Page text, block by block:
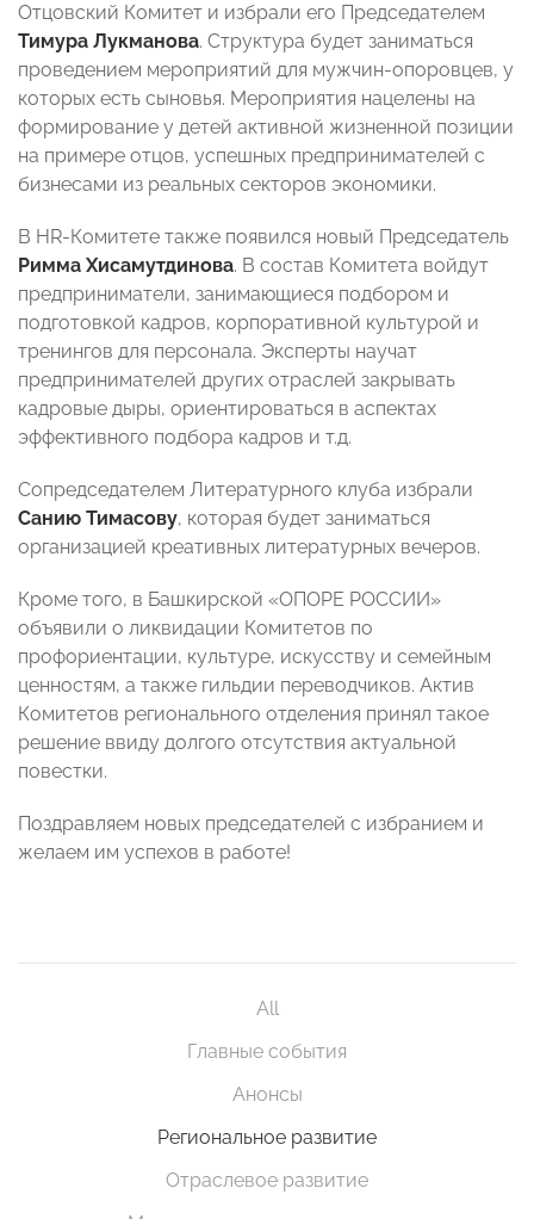
Отцовский Комитет и избрали его Председателем
Тимура Лукманова. Структура будет заниматься
проведением мероприятий для мужчин-опоровцев, у
которых есть сыновья. Мероприятия нацелены на
формирование у детей активной жизненной позиции
на примере отцов, успешных предпринимателей с
бизнесами из реальных секторов экономики.
В HR-Комитете также появился новый Председатель
Римма Хисамутдинова. В состав Комитета войдут
предприниматели, занимающиеся подбором и
подготовкой кадров, корпоративной культурой и
тренингов для персонала. Эксперты научат
предпринимателей других отраслей закрывать
кадровые дыры, ориентироваться в аспектах
эффективного подбора кадров и т.д.
Сопредседателем Литературного клуба избрали
Санию Тимасову, которая будет заниматься
организацией креативных литературных вечеров.
Кроме того, в Башкирской «ОПОРЕ РОССИИ»
объявили о ликвидации Комитетов по
профориентации, культуре, искусству и семейным
ценностям, а также гильдии переводчиков. Актив
Комитетов регионального отделения принял такое
решение ввиду долгого отсутствия актуальной
повестки.
Поздравляем новых председателей с избранием и
желаем им успехов в работе!
All
Главные события
Анонсы
Региональное развитие
Отраслевое развитие